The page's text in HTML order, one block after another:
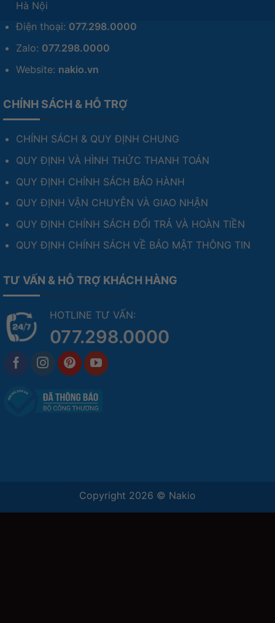
Hà Nội
Điện thoại: 077.298.0000
Zalo: 077.298.0000
Website: nakio.vn
CHÍNH SÁCH & HỖ TRỢ
CHÍNH SÁCH & QUY ĐỊNH CHUNG
QUY ĐỊNH VÀ HÌNH THỨC THANH TOÁN
QUY ĐỊNH CHÍNH SÁCH BẢO HÀNH
QUY ĐỊNH VẬN CHUYỄN VÀ GIAO NHẬN
QUY ĐỊNH CHÍNH SÁCH ĐỔI TRẢ VÀ HOÀN TIỀN
QUY ĐỊNH CHÍNH SÁCH VỀ BẢO MẬT THÔNG TIN
TƯ VẤN & HỖ TRỢ KHÁCH HÀNG
HOTLINE TƯ VẤN:
077.298.0000
Copyright 2026 © Nakio